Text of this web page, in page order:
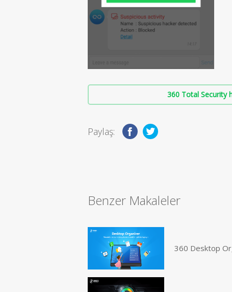
360 Total Security
Paylaş:
Benzer Makaleler
360 Desktop